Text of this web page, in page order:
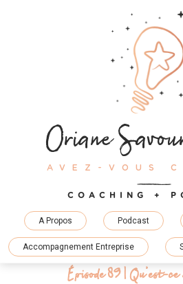
Oriane
AVEZ-VOUS
COACHING +
A Propos Podcast
Accompagnement Entreprise
Épisode 89 | Qu’est-